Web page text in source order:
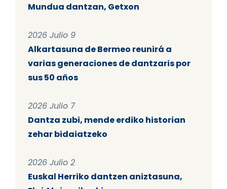
Mundua dantzan, Getxon
2026 Julio 9
Alkartasuna de Bermeo reunirá a
varias generaciones de dantzaris por
sus 50 años
2026 Julio 7
Dantza zubi, mende erdiko historian
zehar bidaiatzeko
2026 Julio 2
Euskal Herriko dantzen aniztasuna,